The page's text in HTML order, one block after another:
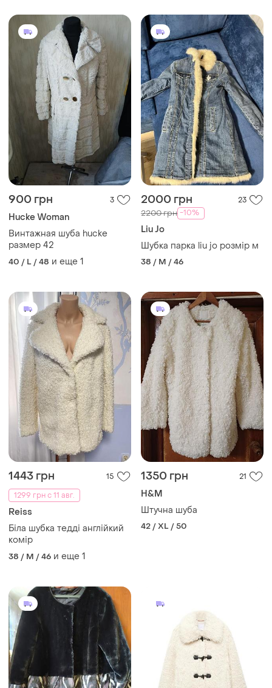
размер s/m
900 грн 3
Hucke Woman
Винтажная шуба hucke
размер 42
40 / L / 48 и еще 1
2000 грн 23
2200 грн -10%
Liu Jo
Шубка парка liu jo розмір м
38 / M / 46
1443 грн
15
1299 грн с 11 авг.
Reiss
Біла шубка тедді англійкий
комір
38 / M / 46 и еще 1
1350 грн 21
H&M
Штучна шуба
42 / XL / 50